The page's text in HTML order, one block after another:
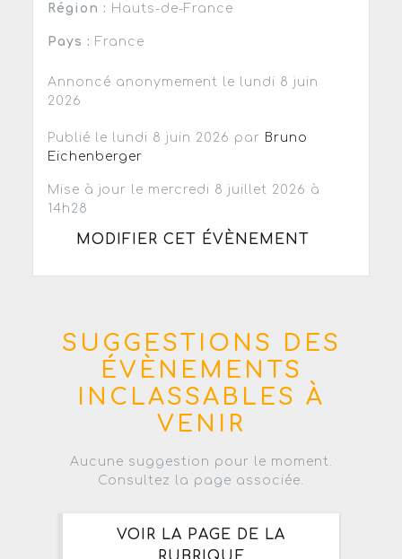
Région : Hauts-de-France
Pays : France
Annoncé anonymement le lundi 8 juin
2026
Publié le lundi 8 juin 2026 par Bruno
Eichenberger
Mise à jour le mercredi 8 juillet 2026 à
14h28
MODIFIER CET ÉVÈNEMENT
SUGGESTIONS DES
ÉVÈNEMENTS
INCLASSABLES À
VENIR
Aucune suggestion pour le moment.
Consultez la page associée.
VOIR LA PAGE DE LA